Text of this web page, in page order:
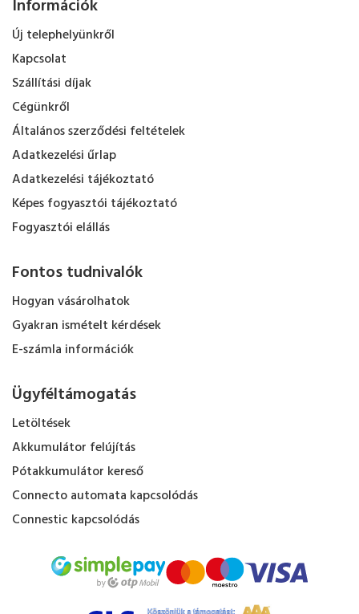
Információk
Új telephelyünkről
Kapcsolat
Szállítási díjak
Cégünkről
Általános szerződési feltételek
Adatkezelési űrlap
Adatkezelési tájékoztató
Képes fogyasztói tájékoztató
Fogyasztói elállás
Fontos tudnivalók
Hogyan vásárolhatok
Gyakran ismételt kérdések
E-számla információk
Ügyféltámogatás
Letöltések
Akkumulátor felújítás
Pótakkumulátor kereső
Connecto automata kapcsolódás
Connestic kapcsolódás